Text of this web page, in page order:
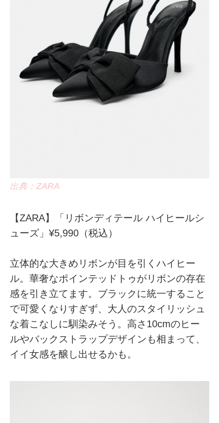
出典：ZARA
【ZARA】「リボンディテール ハイヒールシ
ューズ」¥5,990（税込）
立体的な大きめリボンが目を引くハイヒー
ル。華奢なポインテッドトゥがリボンの存在
感を引き立てます。ブラックに統一すること
で可愛くなりすぎず、大人のスタイリッシュ
な着こなしに馴染みそう。高さ10cmのヒー
ルやバックストラップデザインも相まって、
イイ女感を醸し出せるかも。